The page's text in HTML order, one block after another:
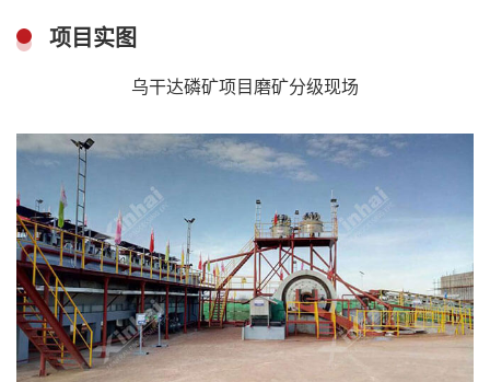
项目实图
乌干达磷矿项目磨矿分级现场